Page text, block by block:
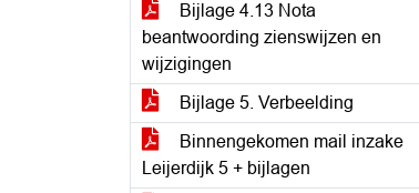
Bijlage 4.13 Nota
beantwoording zienswijzen en
wijzigingen
Bijlage 5. Verbeelding
Binnengekomen mail inzake
Leijerdijk 5 + bijlagen